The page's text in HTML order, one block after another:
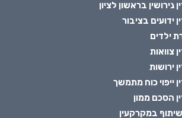
גירושין בראשון לציון
ידועים בציבור
ילדים
צוואות
ירושות
ייפוי כוח מתמשך
הסכם ממון
במקרקעין